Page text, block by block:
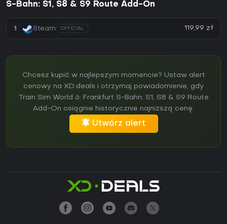
S-Bahn: S1, S8 & S9 Route Add-On
1 Steam OFFICIAL 119,99 zł
Chcesz kupić w najlepszym momencie? Ustaw alert
cenowy na XD.deals i otrzymaj powiadomienie, gdy
Train Sim World 6: Frankfurt S-Bahn: S1, S8 & S9 Route
Add-On osiągnie historycznie najniższą cenę.
Utwórz alert